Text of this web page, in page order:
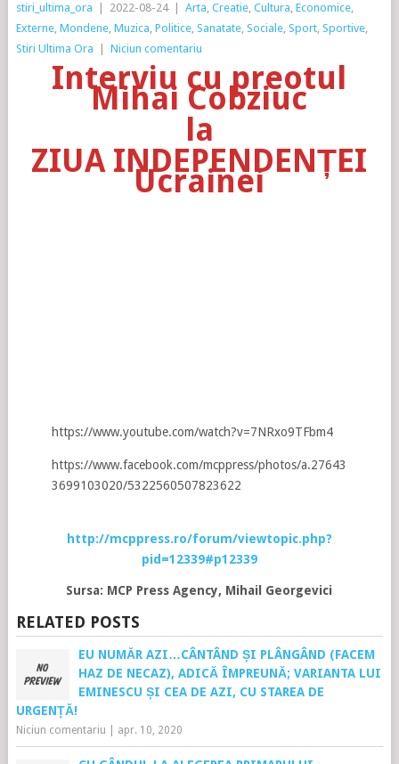
stiri_ultima_ora 2022-08-24 Arta, Creatie, Cultura, Economice,
Externe, Mondene, Muzica, Politice, Sanatate, Sociale, Sport, Sportive,
Stiri Ultima Ora
Niciun comentariu
Interviu cu preotul
Mihai Cobziuc
la
ZIUA INDEPENDENȚEI
Ucrainei
https://www.youtube.com/watch?v=7NRxo9TFbm4
https://www.facebook.com/mcppress/photos/a.27643
3699103020/5322560507823622
http://mcppress.ro/forum/viewtopic.php?
pid=12339#p12339
Sursa: MCP Press Agency, Mihail Georgevici
RELATED POSTS
EU NUMĂR AZI…CÂNTÂND ȘI PLÂNGÂND (FACEM
HAZ DE NECAZ), ADICĂ ÎMPREUNĂ; VARIANTA LUI
EMINESCU ȘI CEA DE AZI, CU STAREA DE
URGENȚĂ!
Niciun comentariu apr. 10, 2020